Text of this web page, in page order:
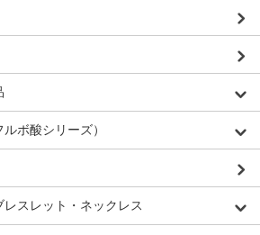
ボ酸シリーズ）
スレット・ネックレス